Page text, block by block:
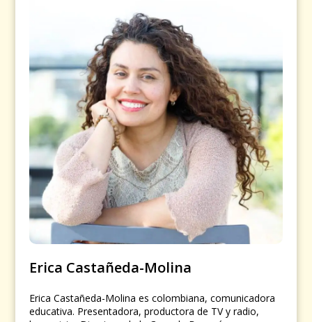
Erica Castañeda-Molina
Erica Castañeda-Molina es colombiana, comunicadora
educativa. Presentadora, productora de TV y radio,